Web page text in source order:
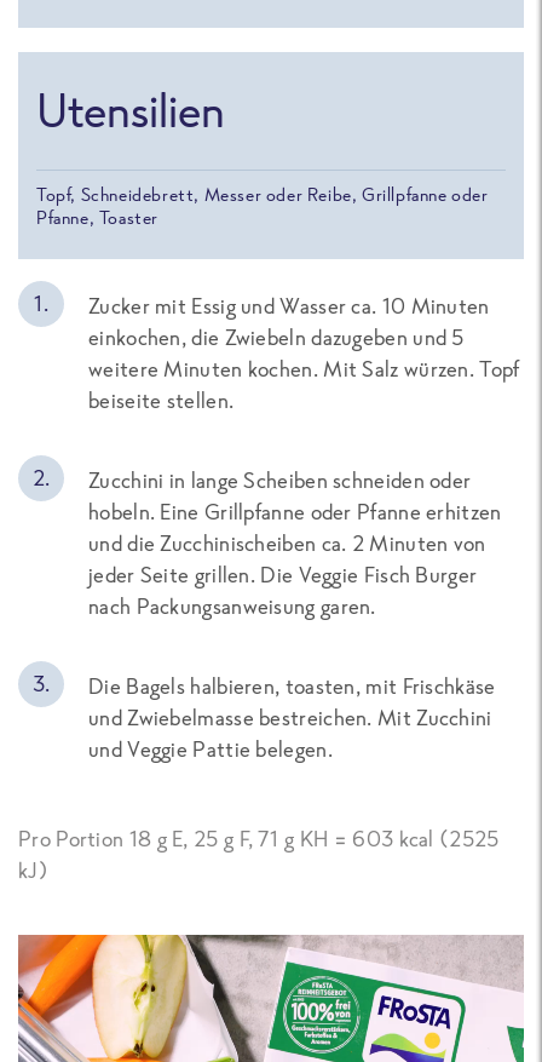
Utensilien
Topf, Schneidebrett, Messer oder Reibe, Grillpfanne oder
Pfanne, Toaster
Zucker mit Essig und Wasser ca. 10 Minuten
einkochen, die Zwiebeln dazugeben und 5
weitere Minuten kochen. Mit Salz würzen. Topf
beiseite stellen.
Zucchini in lange Scheiben schneiden oder
hobeln. Eine Grillpfanne oder Pfanne erhitzen
und die Zucchinischeiben ca. 2 Minuten von
jeder Seite grillen. Die Veggie Fisch Burger
nach Packungsanweisung garen.
Die Bagels halbieren, toasten, mit Frischkäse
und Zwiebelmasse bestreichen. Mit Zucchini
und Veggie Pattie belegen.
Pro Portion 18 g E, 25 g F, 71 g KH = 603 kcal (2525
kJ)